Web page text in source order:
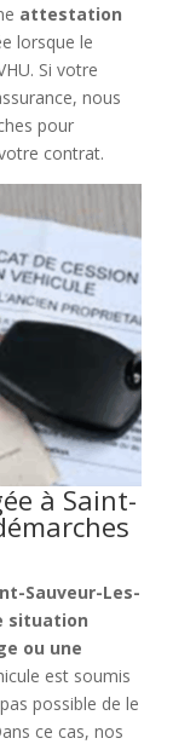
attestation
lorsque le
Si votre
nous
pour
contrat.
à Saint-
Sauveur-Les-
situation
ou une
est soumis
possible de le
ce cas, nos